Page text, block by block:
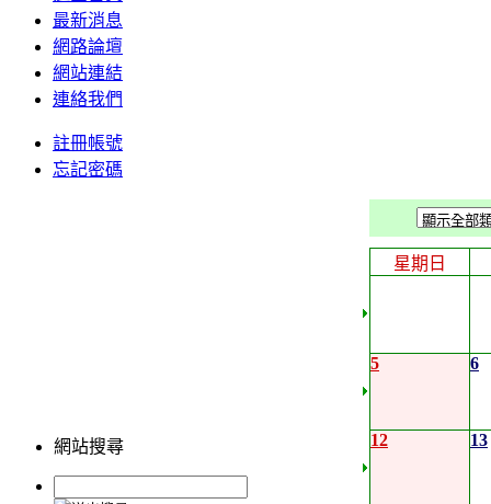
最新消息
網路論壇
網站連結
連絡我們
註冊帳號
忘記密碼
網站搜尋
星期日
5 6
12 13